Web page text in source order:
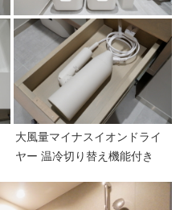
大風量マイナスイオンドライ
ヤー 温冷切り替え機能付き